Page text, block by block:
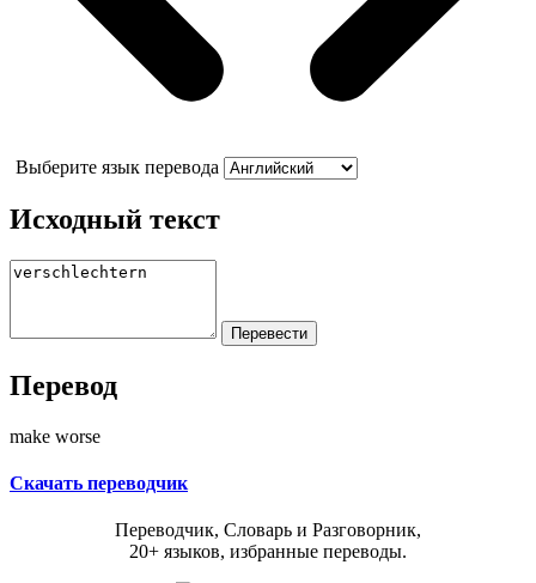
Выберите язык перевода
Исходный текст
Перевод
make worse
Скачать переводчик
Переводчик, Словарь и Разговорник,
20+ языков, избранные переводы.